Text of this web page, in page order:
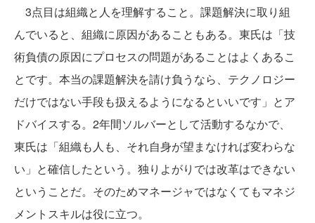
3点目は組織と人を理解すること。課題解決に取り組
んでいると、組織に原因があることもある。東氏は「技
術負債の原因にプロセスの問題があることはよくあるこ
とです。本当の課題解決を請け負うなら、テクノロジー
だけではない手段も扱えるようになるといいです」とア
ドバイスする。2年間ソルバーとして活動するなかで、
東氏は「組織も人も、それ自身が望まなければ変わらな
い」と確信したという。独りよがりでは改革はできない
ということだ。そのためマネージャではなくてもマネジ
メントスキルは役に立つ。